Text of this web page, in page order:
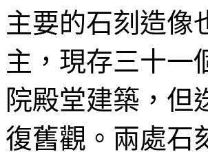
主要的石刻造像
主，現存三十一
院殿堂建築，但
復舊觀。兩處石